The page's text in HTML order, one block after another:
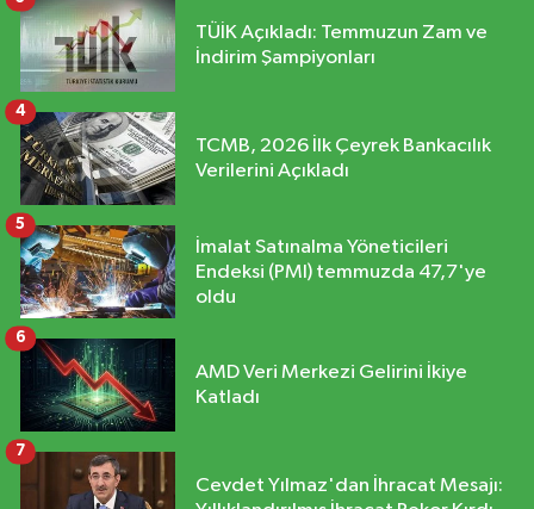
TÜİK Açıkladı: Temmuzun Zam ve
İndirim Şampiyonları
TCMB, 2026 İlk Çeyrek Bankacılık
Verilerini Açıkladı
4
İmalat Satınalma Yöneticileri
Endeksi (PMI) temmuzda 47,7'ye
oldu
5
AMD Veri Merkezi Gelirini İkiye
Katladı
6
Cevdet Yılmaz'dan İhracat Mesajı:
7